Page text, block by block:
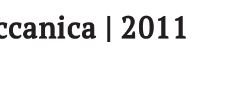
| 2011